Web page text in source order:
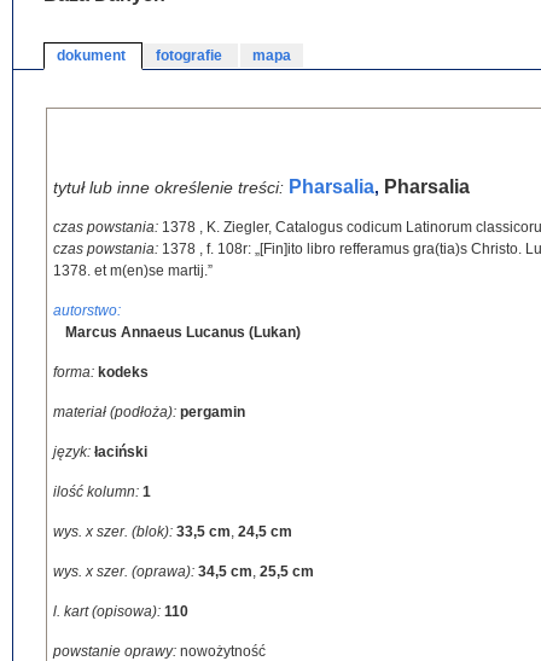
dokument fotografie mapa
tytuł lub inne określenie treści: Pharsalia, Pharsalia
czas powstania: 1378 , K. Ziegler, Catalogus codicum Latinorum
czas powstania: 1378 , f. 108r: „[Fin]ito libro refferamus gra(tia)s Christo.
1378. et m(en)se martij.”
autorstwo:
Marcus Annaeus Lucanus (Lukan)
forma: kodeks
materiał (podłoża): pergamin
język: łaciński
ilość kolumn: 1
wys. x szer. (blok): 33,5 cm, 24,5 cm
wys. x szer. (oprawa): 34,5 cm, 25,5 cm
l. kart (opisowa): 110
powstanie oprawy: nowożytność